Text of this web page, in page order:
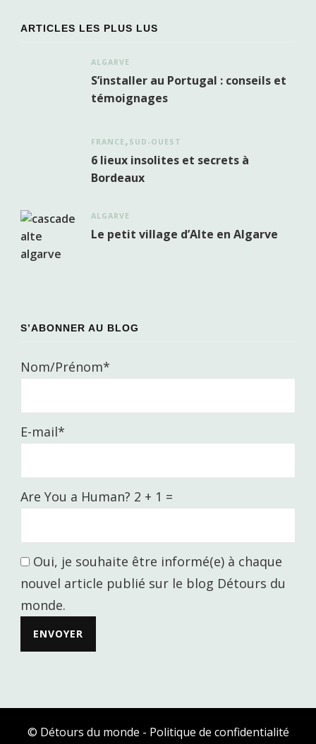
ARTICLES LES PLUS LUS
ALGARVE
S’installer au Portugal : conseils et
témoignages
FRANCE SUD-OUEST
6 lieux insolites et secrets à
Bordeaux
ALGARVE
Le petit village d’Alte en Algarve
S’ABONNER AU BLOG
Nom/Prénom*
E-mail*
Are You a Human? 2 + 1 =
Oui, je souhaite être informé(e) à chaque
nouvel article publié sur le blog Détours du
monde.
© Détours du monde - Politique de confidentialité